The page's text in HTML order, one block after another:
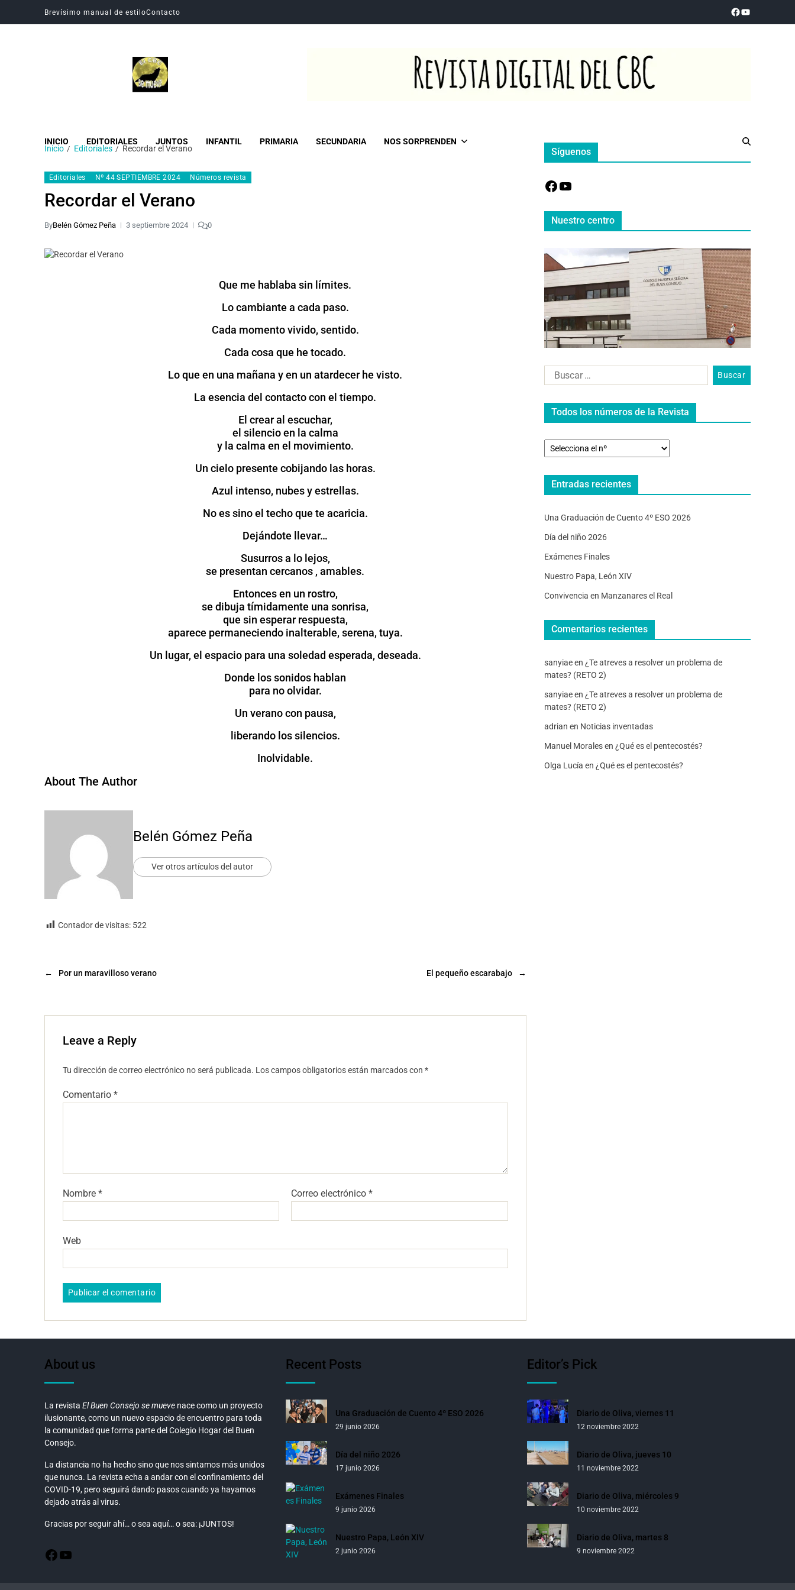
Brevísimo manual de estiloContacto
INICIO EDITORIALES JUNTOS INFANTIL PRIMARIA SECUNDARIA NOS SORPRENDEN
Inicio Editoriales Recordar el Verano
Editoriales Nº 44 SEPTIEMBRE 2024 Números revista
Recordar el Verano
ByBelén Gómez Peña 3 septiembre 2024 0
Que me hablaba sin límites.
Lo cambiante a cada paso.
Cada momento vivido, sentido.
Cada cosa que he tocado.
Lo que en una mañana y en un atardecer he visto.
La esencia del contacto con el tiempo.
El crear al escuchar,
el silencio en la calma
y la calma en el movimiento.
Un cielo presente cobijando las horas.
Azul intenso, nubes y estrellas.
No es sino el techo que te acaricia.
Dejándote llevar…
Susurros a lo lejos,
se presentan cercanos , amables.
Entonces en un rostro,
se dibuja tímidamente una sonrisa,
que sin esperar respuesta,
aparece permaneciendo inalterable, serena, tuya.
Un lugar, el espacio para una soledad esperada, deseada.
Donde los sonidos hablan
para no olvidar.
Un verano con pausa,
liberando los silencios.
Inolvidable.
About The Author
Belén Gómez Peña
Ver otros artículos del autor
Contador de visitas: 522
← Por un maravilloso verano →
El pequeño escarabajo
Leave a Reply
Tu dirección de correo electrónico no será publicada. Los campos obligatorios están marcados con *
Comentario *
Nombre * Correo electrónico*
Web
Síguenos
Nuestro centro
Todos los números de la Revista
Entradas recientes
Una Graduación de Cuento 4º ESO 2026
Día del niño 2026
Exámenes Finales
Nuestro Papa, León XIV
Convivencia en Manzanares el Real
Comentarios recientes
sanyiaeen ¿Te atreves a resolver un problema de
mates? (RETO 2)
sanyiaeen ¿Te atreves a resolver un problema de
mates? (RETO 2)
adrian en Noticias inventadas
Manuel Moralesen ¿Qué es el pentecostés?
Olga Lucía en ¿Qué es el pentecostés?
About us
La revista El Buen Consejo se mueve nace como un proyecto
ilusionante, como un nuevo espacio de encuentro para toda
la comunidad que forma parte del Colegio Hogar del Buen
Consejo.
La distancia no ha hecho sino que nos sintamos más unidos
que nunca. La revista echa a andar con el confinamiento del
COVID-19, pero seguirá dando pasos cuando ya hayamos
dejado atrás al virus.
Gracias por seguir ahí… o sea aquí… o sea: ¡JUNTOS!
Recent Posts
Una Graduación de Cuento 4º ESO 2026
29 junio 2026
Día del niño 2026
17 junio 2026
Exámenes Finales
9 junio 2026
Nuestro Papa, León XIV
2 junio 2026
Editor’s Pick
Diario de Oliva, viernes 11
12 noviembre 2022
Diario de Oliva, jueves 10
11 noviembre 2022
Diario de Oliva, miércoles 9
10 noviembre 2022
Diario de Oliva, martes 8
9 noviembre 2022